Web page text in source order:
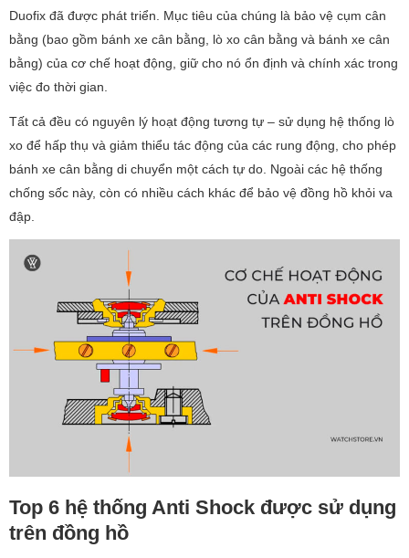
Duofix đã được phát triển. Mục tiêu của chúng là bảo vệ cụm cân
bằng (bao gồm bánh xe cân bằng, lò xo cân bằng và bánh xe cân
bằng) của cơ chế hoạt động, giữ cho nó ổn định và chính xác trong
việc đo thời gian.
Tất cả đều có nguyên lý hoạt động tương tự – sử dụng hệ thống lò
xo để hấp thụ và giảm thiểu tác động của các rung động, cho phép
bánh xe cân bằng di chuyển một cách tự do. Ngoài các hệ thống
chống sốc này, còn có nhiều cách khác để bảo vệ đồng hồ khỏi va
đập.
Top 6 hệ thống Anti Shock được sử dụng
trên đồng hồ